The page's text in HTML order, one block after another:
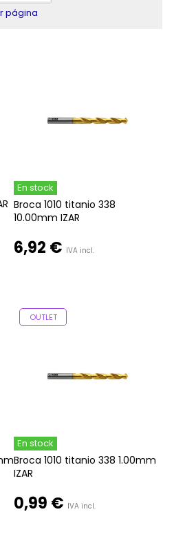
página
En stock
Broca 1010 titanio 338
10.00mm IZAR
6,92 € IVA incl.
OUTLET
En stock
Broca 1010 titanio 338 1.00mm
IZAR
0,99 € IVA incl.